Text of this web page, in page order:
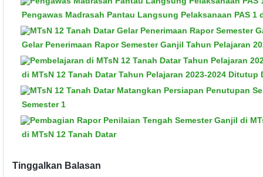
Pengawas Madrasah Pantau Langsung Pelaksanaan PAS 1
Gelar Penerimaan Rapor Semester Ganjil Tahun Pelajaran
di MTsN 12 Tanah Datar Tahun Pelajaran 2023-2024
Semester 1
di MTsN 12 Tanah Datar
Tinggalkan Balasan